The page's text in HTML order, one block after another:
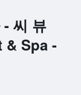
씨 뷰
& Spa -